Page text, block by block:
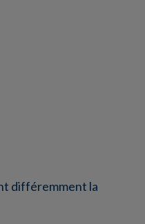
différemment la